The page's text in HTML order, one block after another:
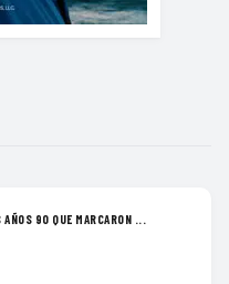
90 QUE MARCARON ...